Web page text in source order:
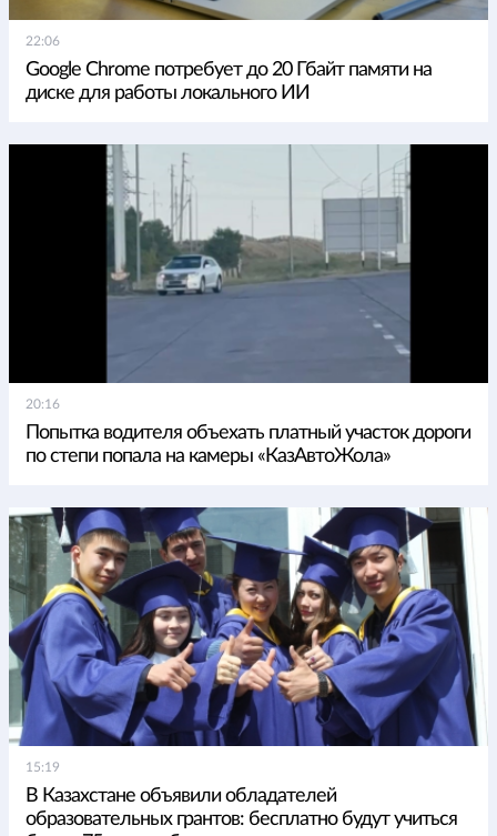
22:06
Google Chrome потребует до 20 Гбайт памяти на
диске для работы локального ИИ
20:16
Попытка водителя объехать платный участок дороги
по степи попала на камеры «КазАвтоЖола»
15:19
В Казахстане объявили обладателей
образовательных грантов: бесплатно будут учиться